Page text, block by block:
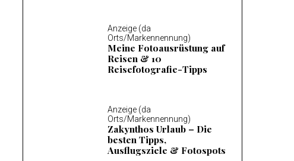
Anzeige (da
Orts/Markennennung)
Meine Fotoausrüstung auf
Reisen & 10
Reisefotografie-Tipps
Anzeige (da
Orts/Markennennung)
Zakynthos Urlaub – Die
besten Tipps,
Ausflugsziele & Fotospots